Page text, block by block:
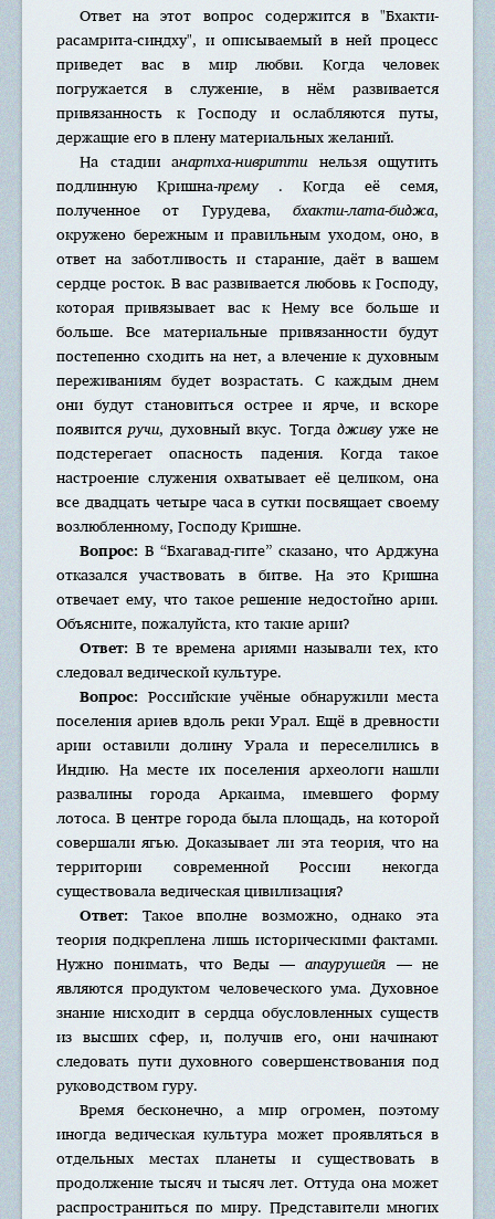
Ответ на этот вопрос содержится в "Бхакти-
расамрита-синдху", и описываемый в ней процесс
приведет вас в мир любви. Когда человек
погружается в служение, в нём развивается
привязанность к Господу и ослабляются путы,
держащие его в плену материальных желаний.
На стадии анартха-нивриттинельзя ощутить
подлинную Кришна-прему. Когда её семя,
полученное от Гурудева, бхакти-лата-биджа,
окружено бережным и правильным уходом, оно, в
ответ на заботливость и старание, даёт в вашем
сердце росток. В вас развивается любовь к Господу,
которая привязывает вас к Нему все больше и
больше. Все материальные привязанности будут
постепенно сходить на нет, а влечение к духовным
переживаниям будет возрастать. С каждым днем
они будут становиться острее и ярче, и вскоре
появитсяручи, духовный вкус. Тогда дживууже не
подстерегает опасность падения. Когда такое
настроение служения охватывает её целиком, она
все двадцать четыре часа в сутки посвящает своему
возлюбленному, Господу Кришне.
Вопрос: В “Бхагавад-гите” сказано, что Арджуна
отказался участвовать в битве. На это Кришна
отвечает ему, что такое решение недостойно арии.
Объясните, пожалуйста, кто такие арии?
Ответ: В те времена ариями называли тех, кто
следовал ведической культуре.
Вопрос: Российские учёные обнаружили места
поселения ариев вдоль реки Урал. Ещё в древности
арии оставили долину Урала и переселились в
Индию. На месте их поселения археологи нашли
развалины города Аркаима, имевшего форму
лотоса. В центре города была площадь, на которой
совершали ягью. Доказывает ли эта теория, что на
территории современной России некогда
существовала ведическая цивилизация?
Ответ: Такое вполне возможно, однако эта
теория подкреплена лишь историческими фактами.
Нужно понимать, что Веды — апаурушейя — не
являются продуктом человеческого ума. Духовное
знание нисходит в сердца обусловленных существ
из высших сфер, и, получив его, они начинают
следовать пути духовного совершенствования под
руководством гуру.
Время бесконечно, а мир огромен, поэтому
иногда ведическая культура может проявляться в
отдельных местах планеты и существовать в
продолжение тысяч и тысяч лет. Оттуда она может
распространиться по миру. Представители многих